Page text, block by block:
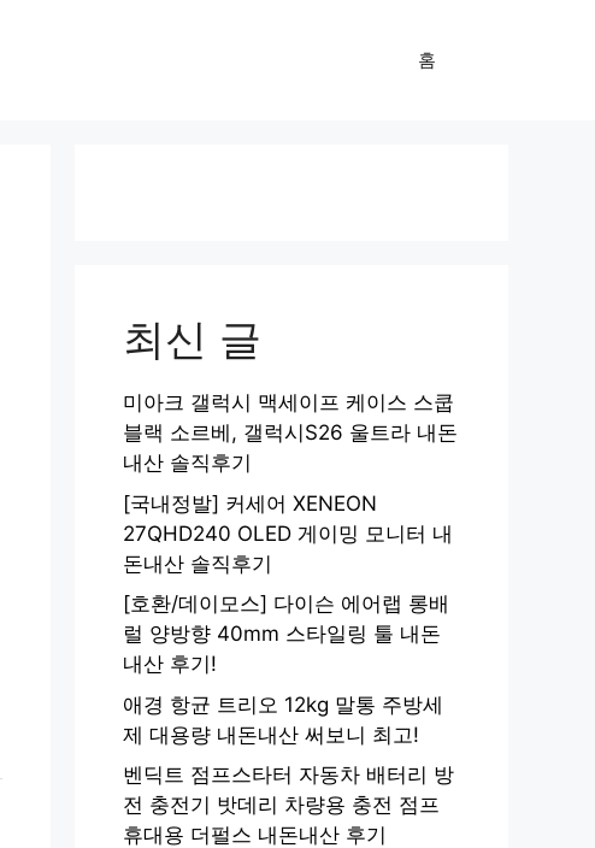
홈
최신 글
미아크 갤럭시 맥세이프 케이스 스쿱
블랙 소르베, 갤럭시S26 울트라 내돈
내산 솔직후기
[국내정발] 커세어 XENEON
27QHD240 OLED 게이밍 모니터 내
돈내산 솔직후기
[호환/데이모스] 다이슨 에어랩 롱배
럴 양방향 40mm 스타일링 툴 내돈
내산 후기!
애경 항균 트리오 12kg 말통 주방세
제 대용량 내돈내산 써보니 최고!
벤딕트 점프스타터 자동차 배터리 방
전 충전기 밧데리 차량용 충전 점프
휴대용 더펄스 내돈내산 후기